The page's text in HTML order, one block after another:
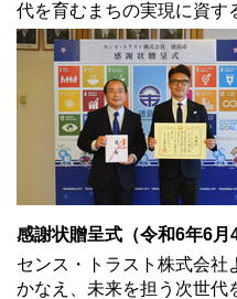
代を育むまちの実現に資す
感謝状贈呈式（令和6年6月
センス・トラスト株式会社
かなえ、未来を担う次世代